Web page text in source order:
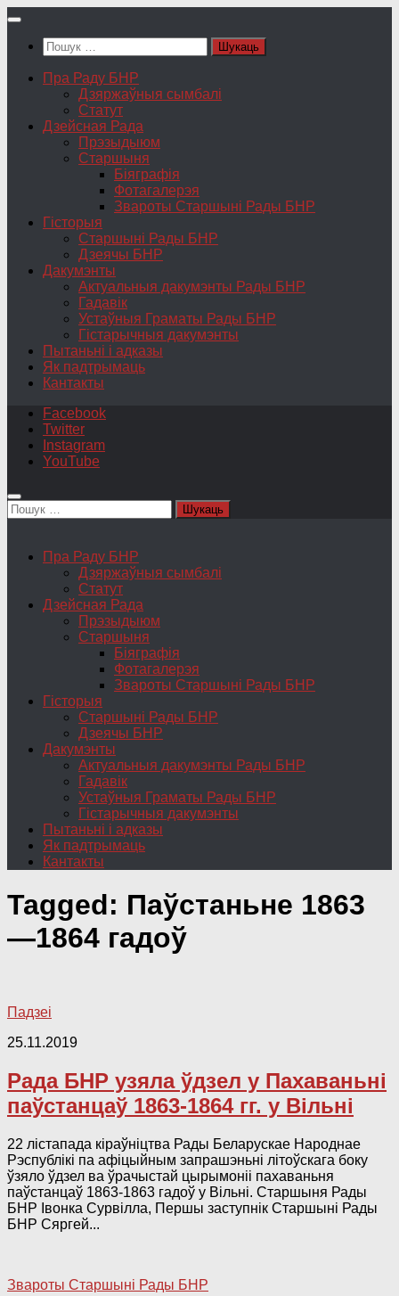
Skip
contentПошук:
Пра Раду БНР
Дзяржаўныя сымбалі
Статут
Дзейсная Рада
Прэзыдыюм
Старшыня
Біяграфія
Фотагалерэя
Звароты Старшыні Рады БНР
Гісторыя
Старшыні Рады БНР
Дзеячы БНР
Дакумэнты
Актуальныя дакумэнты Рады БНР
Гадавік
Устаўныя Граматы Рады БНР
Гістарычныя дакумэнты
Пытаньні і адказы
Як падтрымаць
Кантакты
Facebook
Twitter
Instagram
YouTube
Пошук:
Пра Раду БНР
Дзяржаўныя сымбалі
Статут
Дзейсная Рада
Прэзыдыюм
Старшыня
Біяграфія
Фотагалерэя
Звароты Старшыні Рады БНР
Гісторыя
Старшыні Рады БНР
Дзеячы БНР
Дакумэнты
Актуальныя дакумэнты Рады БНР
Гадавік
Устаўныя Граматы Рады БНР
Гістарычныя дакумэнты
Пытаньні і адказы
Як падтрымаць
Кантакты
Tagged: Паўстаньне 1863
—1864 гадоў
Падзеі
25.11.2019
Рада БНР узяла ўдзел у Пахаваньні
паўстанцаў 1863-1864 гг. у Вільні
22 лістапада кіраўніцтва Рады Беларускае Народнае
Рэспублікі па афіцыйным запрашэньні літоўскага боку
ўзяло ўдзел ва ўрачыстай цырымоніі пахаваньня
паўстанцаў 1863-1863 гадоў у Вільні. Старшыня Рады
БНР Івонка Сурвілла, Першы заступнік Старшыні Рады
БНР Сяргей...
Звароты Старшыні Рады БНР